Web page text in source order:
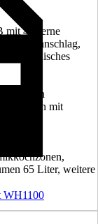
mit 4-Sterne
Türanschlag,
technisches
mit
mit
65 Liter, weitere
WH1100